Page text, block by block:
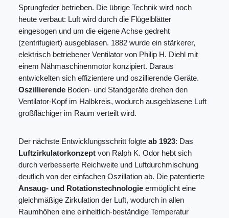
Sprungfeder betrieben. Die übrige Technik wird noch
heute verbaut: Luft wird durch die Flügelblätter
eingesogen und um die eigene Achse gedreht
(zentrifugiert) ausgeblasen. 1882 wurde ein stärkerer,
elektrisch betriebener Ventilator von Philip H. Diehl mit
einem Nähmaschinenmotor konzipiert. Daraus
entwickelten sich effizientere und oszillierende Geräte.
Oszillierende Boden- und Standgeräte drehen den
Ventilator-Kopf im Halbkreis, wodurch ausgeblasene Luft
großflächiger im Raum verteilt wird.
Der nächste Entwicklungsschritt folgte ab 1923: Das
Luftzirkulatorkonzept von Ralph K. Odor hebt sich
durch verbesserte Reichweite und Luftdurchmischung
deutlich von der einfachen Oszillation ab. Die patentierte
Ansaug- und Rotationstechnologie ermöglicht eine
gleichmäßige Zirkulation der Luft, wodurch in allen
Raumhöhen eine einheitlich-beständige Temperatur